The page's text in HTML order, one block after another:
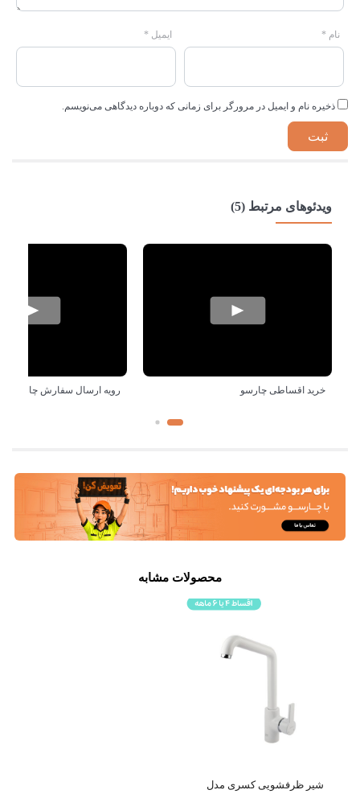
نام * ایمیل *
ذخیره نام و ایمیل در مرورگر برای زمانی که دوباره دیدگاهی می‌نویسم.
ویدئوهای مرتبط (5)
خرید اقساطی چارسو رویه ارسال سفارش چارسو
محصولات مشابه
شیر ظرفشویی کسری مدل